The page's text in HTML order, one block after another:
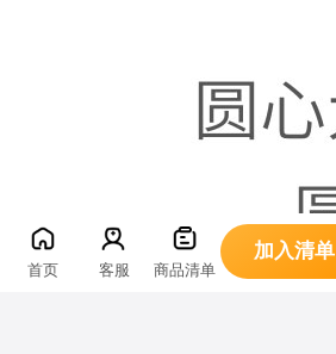
首页 客服 商品清单
加入清单